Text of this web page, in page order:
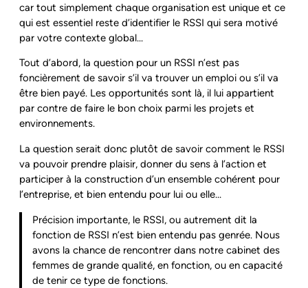
car tout simplement chaque organisation est unique et ce
qui est essentiel reste d’identifier le RSSI qui sera motivé
par votre contexte global…
Tout d’abord, la question pour un RSSI n’est pas
foncièrement de savoir s’il va trouver un emploi ou s’il va
être bien payé. Les opportunités sont là, il lui appartient
par contre de faire le bon choix parmi les projets et
environnements.
La question serait donc plutôt de savoir comment le RSSI
va pouvoir prendre plaisir, donner du sens à l’action et
participer à la construction d’un ensemble cohérent pour
l’entreprise, et bien entendu pour lui ou elle…
Précision importante, le RSSI, ou autrement dit la
fonction de RSSI n’est bien entendu pas genrée. Nous
avons la chance de rencontrer dans notre cabinet des
femmes de grande qualité, en fonction, ou en capacité
de tenir ce type de fonctions.